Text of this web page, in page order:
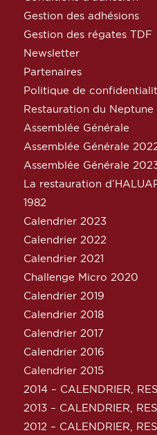
Gestion des adhésions
Gestion des régates TDF
Newsletter
Partenaires
Politique de
Restauration du Neptune
Assemblée Générale
Assemblée Générale
Assemblée Générale
La restauration
1982
Calendrier 2023
Calendrier 2022
Calendrier 2021
Challenge Micro 2020
Calendrier 2019
Calendrier 2018
Calendrier 2017
Calendrier 2016
Calendrier 2015
2014 – CALENDRIER,
2013 – CALENDRIER,
2012 – CALENDRIER,